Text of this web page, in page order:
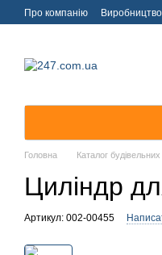
Перейти к основному
Про компанію Виробництво
Головна Каталог будівельних
Циліндр
Артикул: 002-00455